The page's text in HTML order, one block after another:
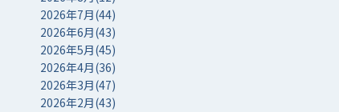
2026年7月(44)
2026年6月(43)
2026年5月(45)
2026年4月(36)
2026年3月(47)
2026年2月(43)